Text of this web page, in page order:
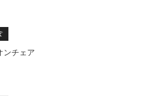
ンチェア